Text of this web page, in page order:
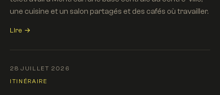
une cuisine et un salon partagés et des cafés où travailler.
Lire →
28 JUILLET 2026
ITINÉRAIRE